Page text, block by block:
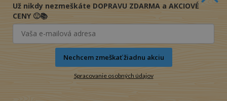
Už nikdy nezmeškáte DOPRAVU ZDARMA a AKCIOVÉ
CENY 🙂📚
Nechcem zmeškať žiadnu akciu
Spracovanie osobných údajov